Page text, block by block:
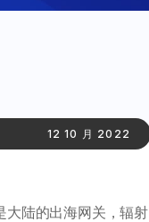
12 10 月 2022
大陆的出海网关，辐射